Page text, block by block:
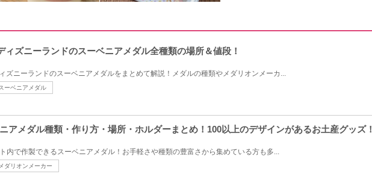
ィズニーランドのスーベニアメダル全種類の場所＆値段！
ズニーランドのスーベニアメダルをまとめて解説！メダルの種類やメダリオンメーカ...
ーベニアメダル
アメダル種類・作り方・場所・ホルダーまとめ！100以上のデザインがあるお土産グッズ！
内で作製できるスーベニアメダル！お手軽さや種類の豊富さから集めている方も多...
メダリオンメーカー